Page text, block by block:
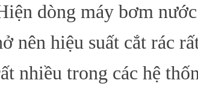
dòng máy bơm
nên hiệu suất cắt rác
nhiều trong các hệ